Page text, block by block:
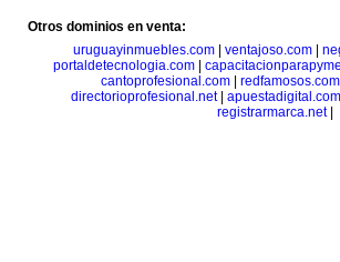
Otros dominios en venta:
uruguayinmuebles.com| ventajoso.com|
portaldetecnologia.com|
cantoprofesional.com
redfamosos.com
directorioprofesional.net| apuestadigital.com
registrarmarca.net|